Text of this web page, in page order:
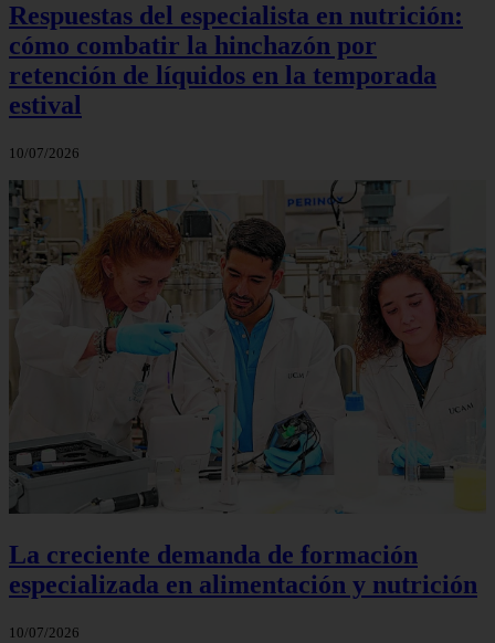
Respuestas del especialista en nutrición:
cómo combatir la hinchazón por
retención de líquidos en la temporada
estival
10/07/2026
La creciente demanda de formación
especializada en alimentación y nutrición
10/07/2026